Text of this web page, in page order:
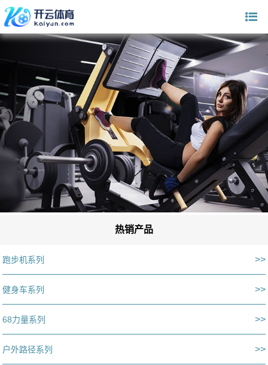
热销产品
跑步机系列 >>
健身车系列 >>
68力量系列 >>
户外路径系列 >>